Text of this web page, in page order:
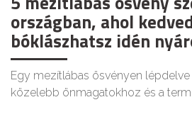
országban, ahol
bóklászhatsz idén
Egy mezítlábas ösvényen
közelebb önmagatokhoz és a